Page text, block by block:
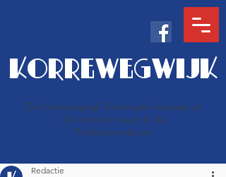
KORREWEGWIJK
De Korrewegwijk Groningen bestaat uit
de Indische buurt & de
Professorenbuurt
Redactie